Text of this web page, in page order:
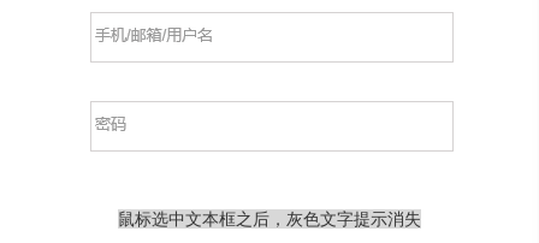
鼠标选中文本框之后，灰色文字提示消失